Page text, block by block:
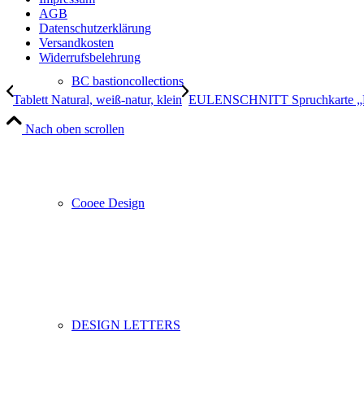
BC bastioncollections
Cooee Design
DESIGN LETTERS
AGB
Datenschutzerklärung
Versandkosten
Widerrufsbelehrung
Tablett Natural, weiß-natur, klein EULENSCHNITT Spruchkarte
Nach oben scrollen